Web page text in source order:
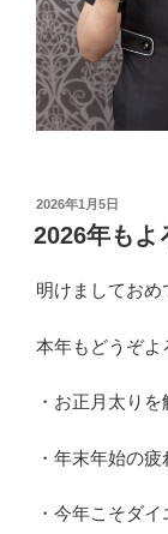
投
稿
日:
2026年1月5日
2026年もよ
明けましておめ
本年もどうぞよ
・お正月太り
・年末年始の
・今年こそダ